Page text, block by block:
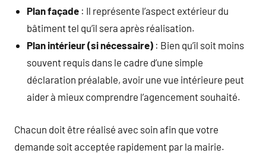
Plan façade : Il représente l’aspect extérieur du
bâtiment tel qu’il sera après réalisation.
Plan intérieur (si nécessaire) : Bien qu’il soit moins
souvent requis dans le cadre d’une simple
déclaration préalable, avoir une vue intérieure peut
aider à mieux comprendre l’agencement souhaité.
Chacun doit être réalisé avec soin afin que votre
demande soit acceptée rapidement par la mairie.